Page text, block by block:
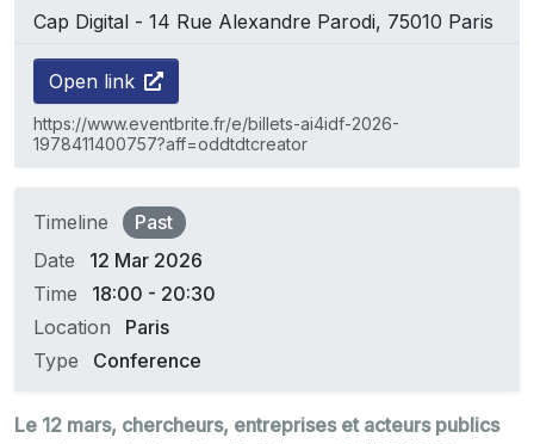
Cap Digital - 14 Rue Alexandre Parodi, 75010 Paris
Open link
https://www.eventbrite.fr/e/billets-ai4idf-2026-
1978411400757?aff=oddtdtcreator
Timeline
Past
Date
12 Mar 2026
Time
18:00 - 20:30
Location
Paris
Type
Conference
Le 12 mars, chercheurs, entreprises et acteurs publics